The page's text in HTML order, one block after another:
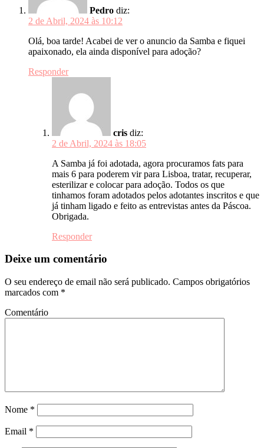
Pedro diz:
2 de Abril, 2024 às 10:12
Olá, boa tarde! Acabei de ver o anuncio da Samba e fiquei
apaixonado, ela ainda disponível para adoção?
Responder
cris diz:
2 de Abril, 2024 às 18:05
A Samba já foi adotada, agora procuramos fats para
mais 6 para poderem vir para Lisboa, tratar, recuperar,
esterilizar e colocar para adoção. Todos os que
tinhamos foram adotados pelos adotantes inscritos e que
já tinham ligado e feito as entrevistas antes da Páscoa.
Obrigada.
Responder
Deixe um comentário
O seu endereço de email não será publicado. Campos obrigatórios
marcados com *
Comentário
Nome *
Email *